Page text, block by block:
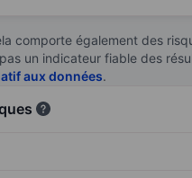
comporte également des
un indicateur fiable des
aux données.